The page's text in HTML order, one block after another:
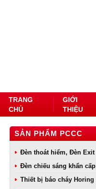
TRANG
CHỦ
GIỚI
THIỆU
SẢN PHẨM PCCC
Đèn thoát hiểm, Đèn Exit
Đèn chiếu sáng khẩn cấp
Thiết bị báo cháy Horing